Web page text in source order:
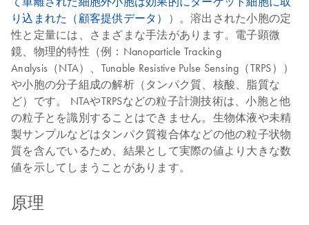
り込まれた（顧客提供データ）
）。溶出された小胞の定
性と定量には、さまざまな手法があります。電子顕微
鏡、物理的特性（例：Nanoparticle Tracking
Analysis（NTA）、Tunable Resistive Pulse Sensing（TRPS））
や小胞の分子組成の解析（タンパク質、核酸、脂質な
ど）です。 NTAやTRPSなどの粒子計測技術は、小胞と他
の粒子とを識別することはできません。生物体液や未精
製サンプルなどはタンパク質複合体などの他の粒子状物
質を含んでいるため、結果として実際の値より大きな数
値を示してしまうことがあります。
原理